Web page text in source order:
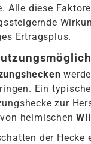
Alle diese
Ertragsplus.
Ein
zur
heimischen
der